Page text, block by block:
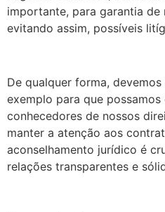
importante, para garantia
evitando assim, possíveis
De qualquer forma,
exemplo para que
conhecedores de nossos
manter a atenção aos
aconselhamento jurídico é
relações transparentes e